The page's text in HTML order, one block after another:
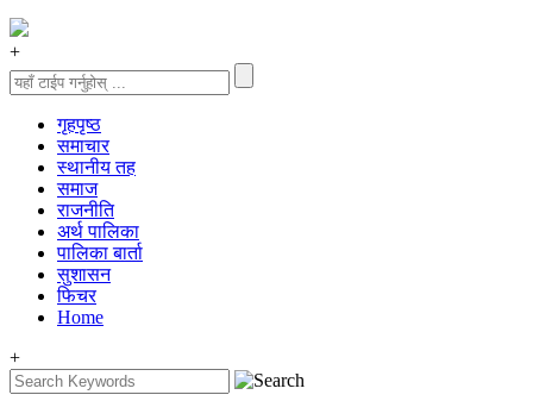
+
गृहपृष्‍ठ
समाचार
स्थानीय तह
समाज
राजनीति
अर्थ पालिका
पालिका बार्ता
सुशासन
फिचर
Home
+